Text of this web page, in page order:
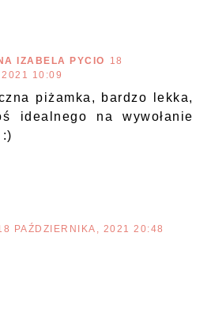
IZABELA PYCIO
18
2021 10:09
piżamka, bardzo lekka,
idealnego na wywołanie
:)
PAŹDZIERNIKA, 2021 20:48